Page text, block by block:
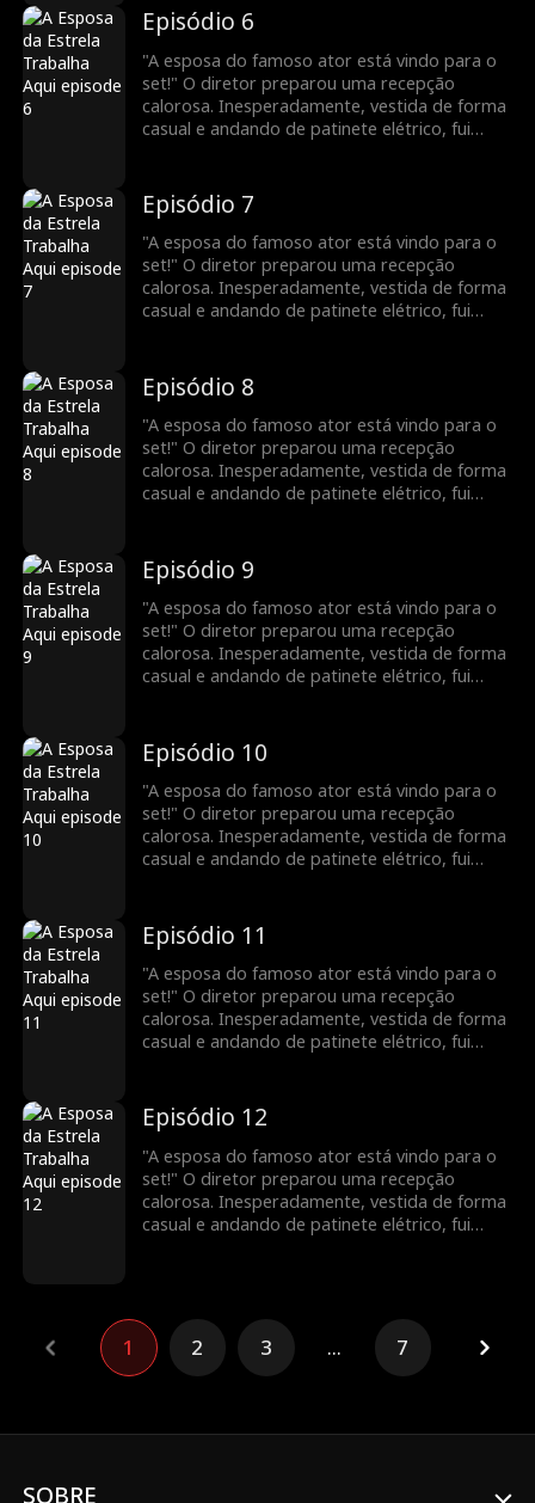
esposa do meu marido! Todos a bajulavam e
me maltratavam. Veja como vou deixá-los
envergonhados!
Episódio 6
"A esposa do famoso ator está vindo para o
set!" O diretor preparou uma recepção
calorosa. Inesperadamente, vestida de forma
casual e andando de patinete elétrico, fui
esposa do meu marido! Todos a bajulavam e
me maltratavam. Veja como vou deixá-los
envergonhados!
Episódio 7
"A esposa do famoso ator está vindo para o
set!" O diretor preparou uma recepção
calorosa. Inesperadamente, vestida de forma
casual e andando de patinete elétrico, fui
esposa do meu marido! Todos a bajulavam e
me maltratavam. Veja como vou deixá-los
envergonhados!
Episódio 8
"A esposa do famoso ator está vindo para o
set!" O diretor preparou uma recepção
calorosa. Inesperadamente, vestida de forma
casual e andando de patinete elétrico, fui
esposa do meu marido! Todos a bajulavam e
me maltratavam. Veja como vou deixá-los
envergonhados!
Episódio 9
"A esposa do famoso ator está vindo para o
set!" O diretor preparou uma recepção
calorosa. Inesperadamente, vestida de forma
casual e andando de patinete elétrico, fui
esposa do meu marido! Todos a bajulavam e
me maltratavam. Veja como vou deixá-los
envergonhados!
Episódio 10
"A esposa do famoso ator está vindo para o
set!" O diretor preparou uma recepção
calorosa. Inesperadamente, vestida de forma
casual e andando de patinete elétrico, fui
esposa do meu marido! Todos a bajulavam e
me maltratavam. Veja como vou deixá-los
envergonhados!
Episódio 11
"A esposa do famoso ator está vindo para o
set!" O diretor preparou uma recepção
calorosa. Inesperadamente, vestida de forma
casual e andando de patinete elétrico, fui
esposa do meu marido! Todos a bajulavam e
me maltratavam. Veja como vou deixá-los
envergonhados!
Episódio 12
"A esposa do famoso ator está vindo para o
set!" O diretor preparou uma recepção
calorosa. Inesperadamente, vestida de forma
casual e andando de patinete elétrico, fui
me maltratavam. Veja como vou deixá-los
envergonhados!
1 2 3 ... 7
SOBRE